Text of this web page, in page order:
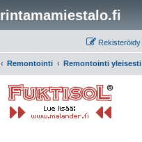
rintamamiestalo.fi
Rekisteröidy
Remontointi Remontointi yleisesti